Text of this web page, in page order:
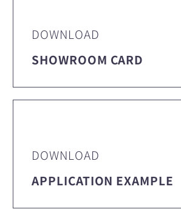
DOWNLOAD
SHOWROOM CARD
DOWNLOAD
APPLICATION EXAMPLE